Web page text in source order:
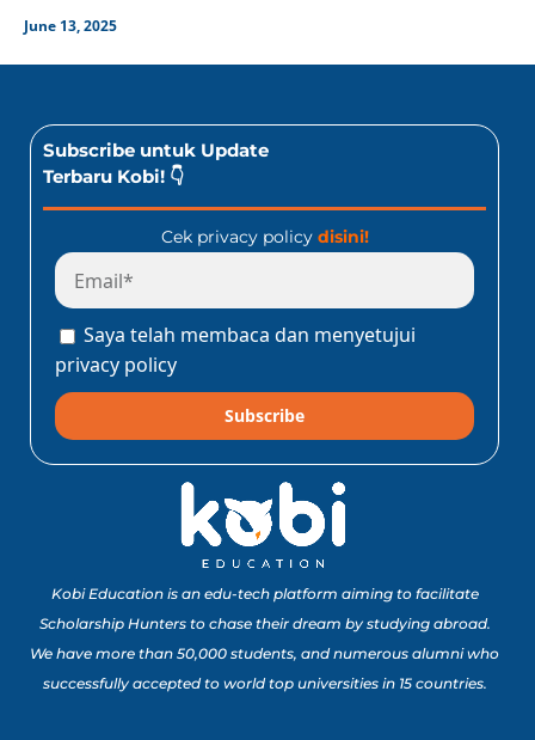
June 13, 2025
Subscribe untuk Update
Terbaru Kobi! 👇
Cek privacy policy disini!
Saya telah membaca dan menyetujui
privacy policy
Subscribe
Kobi Education is an edu-tech platform aiming to facilitate
Scholarship Hunters to chase their dream by studying abroad.
We have more than 50,000 students, and numerous alumni who
successfully accepted to world top universities in 15 countries.